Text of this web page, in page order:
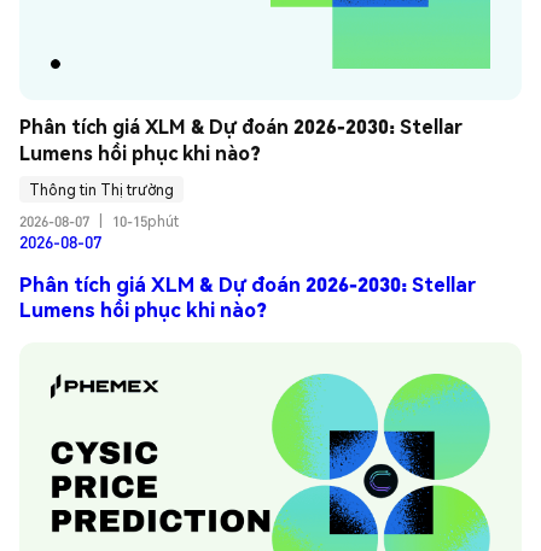
Phân tích giá XLM & Dự đoán 2026-2030: Stellar
Lumens hồi phục khi nào?
Thông tin Thị trường
2026-08-07
10-15phút
2026-08-07
Phân tích giá XLM & Dự đoán 2026-2030: Stellar
Lumens hồi phục khi nào?